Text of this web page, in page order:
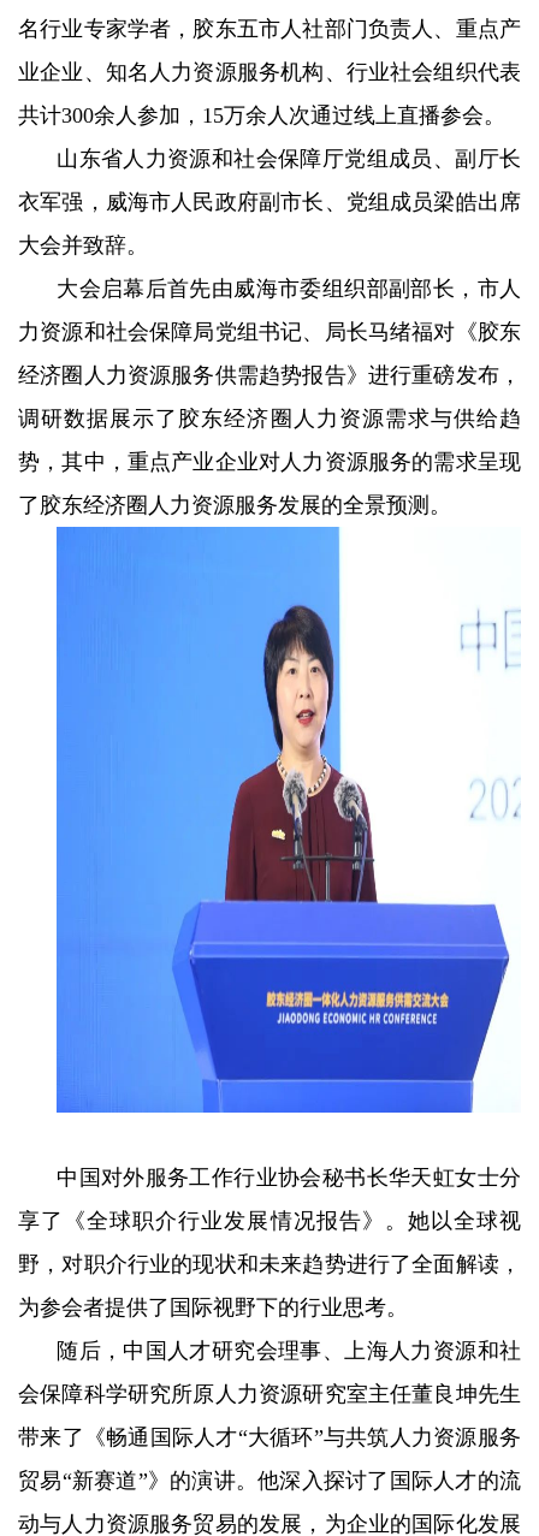
名行业专家学者，胶东五市人社部门负责人、重点产
业企业、知名人力资源服务机构、行业社会组织代表
共计300余人参加，15万余人次通过线上直播参会。
山东省人力资源和社会保障厅党组成员、副厅长
衣军强，威海市人民政府副市长、党组成员梁皓出席
大会并致辞。
大会启幕后首先由威海市委组织部副部长，市人
力资源和社会保障局党组书记、局长马绪福对《胶东
经济圈人力资源服务供需趋势报告》进行重磅发布，
调研数据展示了胶东经济圈人力资源需求与供给趋
势，其中，重点产业企业对人力资源服务的需求呈现
了胶东经济圈人力资源服务发展的全景预测。
中国对外服务工作行业协会秘书长华天虹女士分
享了《全球职介行业发展情况报告》。她以全球视
野，对职介行业的现状和未来趋势进行了全面解读，
为参会者提供了国际视野下的行业思考。
随后，中国人才研究会理事、上海人力资源和社
会保障科学研究所原人力资源研究室主任董良坤先生
带来了《畅通国际人才“大循环”与共筑人力资源服务
贸易“新赛道”》的演讲。他深入探讨了国际人才的流
动与人力资源服务贸易的发展，为企业的国际化发展